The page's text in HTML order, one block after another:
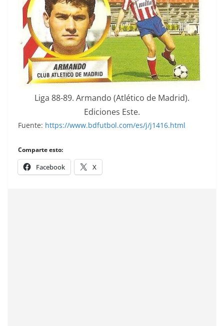
Liga 88-89. Armando (Atlético de Madrid).
Ediciones Este.
Fuente: https://www.bdfutbol.com/es/j/j1416.html
Comparte esto:
Facebook X